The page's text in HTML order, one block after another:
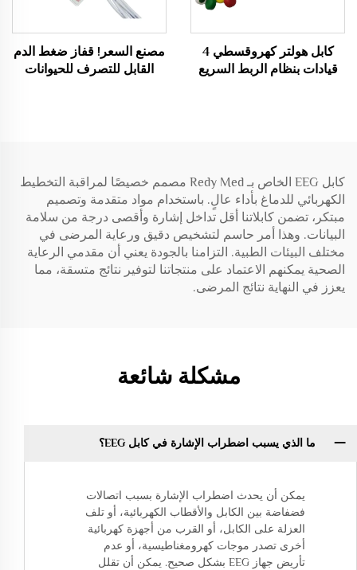
كابل هولتر كهروقسطي 4
قيادات بنظام الربط السريع
مصنع السعر! قفاز ضغط الدم
القابل للتصرف للحيوانات
كابل EEG الخاص بـ Redy Med مصمم خصيصًا لمراقبة التخطيط
الكهربائي للدماغ بأداء عالٍ. باستخدام مواد متقدمة وتصميم
مبتكر، تضمن كابلاتنا أقل تداخل إشارة وأقصى درجة من سلامة
البيانات. وهذا أمر حاسم لتشخيص دقيق ورعاية المرضى في
مختلف البيئات الطبية. التزامنا بالجودة يعني أن مقدمي الرعاية
الصحية يمكنهم الاعتماد على منتجاتنا لتوفير نتائج متسقة، مما
يعزز في النهاية نتائج المرضى.
مشكلة شائعة
ما الذي يسبب اضطراب الإشارة في كابل EEG؟
يمكن أن يحدث اضطراب الإشارة بسبب اتصالات
فضفاضة بين الكابل والأقطاب الكهربائية، أو تلف
العزلة على الكابل، أو القرب من أجهزة كهربائية
أخرى تصدر موجات كهرومغناطيسية، أو عدم
تأريض جهاز EEG بشكل صحيح. يمكن أن تقلل